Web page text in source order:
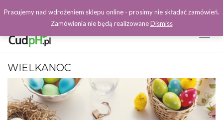
Facebook
WIELKANOC
Pracujemy nad wdrożeniem sklepu online - prosimy nie składać zamówień.
Zamówienia nie będą realizowaneDismiss